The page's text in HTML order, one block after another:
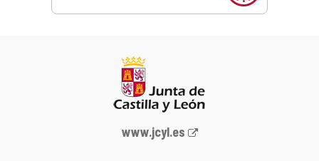
Portal
www.jcyl.es